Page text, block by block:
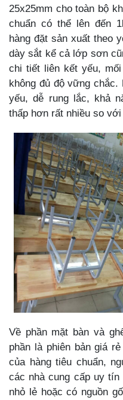
25x25mm cho toàn bộ
chuẩn có thể lên đến
hàng đặt sản xuất theo
dày sắt kể cả lớp sơn
chi tiết liên kết yếu,
không đủ độ vững
yếu, dễ rung lắc, khả
thấp hơn rất nhiều so
Về phần mặt bàn và
phần là phiên bản giá
của hàng tiêu chuẩn,
các nhà cung cấp uy
nhỏ lẻ hoặc có nguồn